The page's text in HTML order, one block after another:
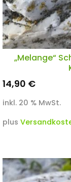
„Melange“
14,90 €
inkl. 20 % MwSt.
plus